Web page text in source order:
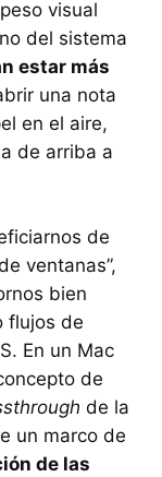
visual
del sistema
estar más
una nota
en el aire,
de arriba a
de
ventanas”,
bien
flujos de
En un Mac
de
de la
un marco de
de las